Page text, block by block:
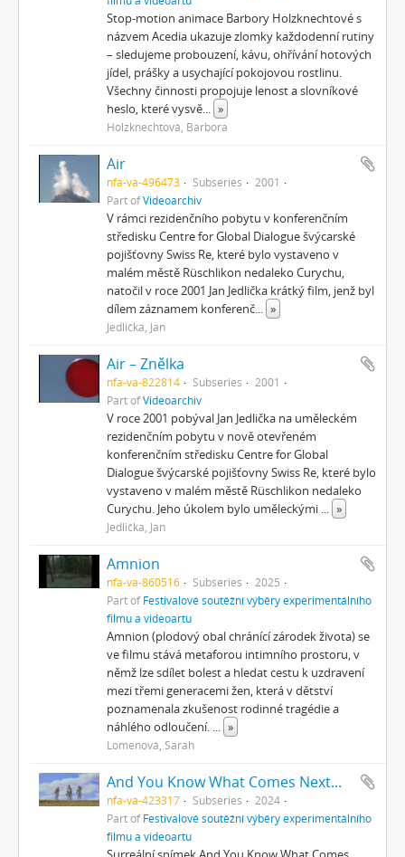
Stop-motion animace Barbory Holzknechtové s
názvem Acedia ukazuje zlomky každodenní rutiny
– sledujeme probouzení, kávu, ohřívání hotových
jídel, prášky a usychající pokojovou rostlinu.
Všechny činnosti propojuje lenost a slovníkové
heslo, které vysvě... »
Holzknechtová, Barbora
Air
nfa-va-496473 Subseries
2001
Part ofVideoarchiv
V rámci rezidenčního pobytu v konferenčním
středisku Centre for Global Dialogue švýcarské
pojišťovny Swiss Re, které bylo vystaveno v
malém městě Rüschlikon nedaleko Curychu,
natočil v roce 2001 Jan Jedlička krátký film, jenž byl
dílem záznamem konferenč... »
Jedlička, Jan
Air – Znělka
nfa-va-822814 Subseries
2001
Part ofVideoarchiv
V roce 2001 pobýval Jan Jedlička na uměleckém
rezidenčním pobytu v nově otevřeném
konferenčním středisku Centre for Global
Dialogue švýcarské pojišťovny Swiss Re, které bylo
vystaveno v malém městě Rüschlikon nedaleko
Curychu. Jeho úkolem bylo uměleckými ... »
Jedlička, Jan
Amnion
nfa-va-860516 Subseries
2025
Part ofFestivalové soutěžní výběry experimentálního
filmu a videoartu
Amnion (plodový obal chránící zárodek života) se
ve filmu stává metaforou intimního prostoru, v
němž lze sdílet bolest a hledat cestu k uzdravení
mezi třemi generacemi žen, která v dětství
poznamenala zkušenost rodinné tragédie a
náhlého odloučení. ... »
Lomenová, Sarah
And You Know What Comes Next...
nfa-va-423317 Subseries
2024
Part ofFestivalové soutěžní výběry experimentálního
filmu a videoartu